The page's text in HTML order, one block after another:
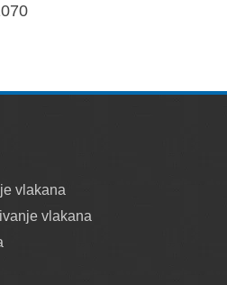
vlakana
vlakana